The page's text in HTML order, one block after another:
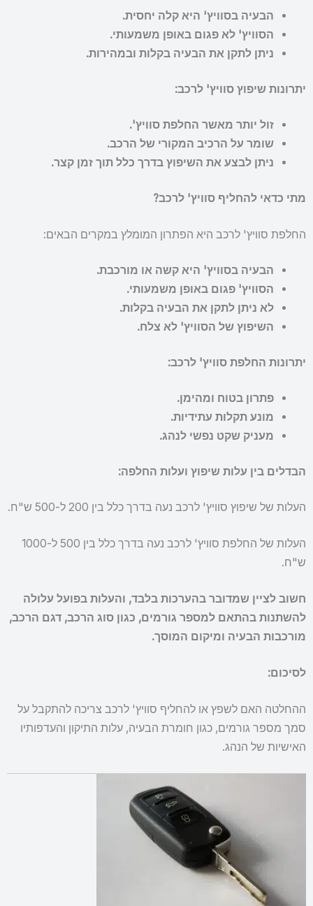
הבעיה בסוויץ' היא קלה יחסית.
הסוויץ' לא פגום באופן משמעותי.
ניתן לתקן את הבעיה בקלות ובמהירות.
יתרונות שיפוץ סוויץ' לרכב:
זול יותר מאשר החלפת סוויץ'.
שומר על הרכיב המקורי של הרכב.
ניתן לבצע את השיפוץ בדרך כלל תוך זמן קצר.
מתי כדאי להחליף סוויץ' לרכב?
החלפת סוויץ' לרכב היא הפתרון המומלץ במקרים הבאים:
הבעיה בסוויץ' היא קשה או מורכבת.
הסוויץ' פגום באופן משמעותי.
לא ניתן לתקן את הבעיה בקלות.
השיפוץ של הסוויץ' לא צלח.
יתרונות החלפת סוויץ' לרכב:
פתרון בטוח ומהימן.
מונע תקלות עתידיות.
מעניק שקט נפשי לנהג.
הבדלים בין עלות שיפוץ ועלות החלפה:
העלות של שיפוץ סוויץ' לרכב נעה בדרך כלל בין 200 ל-500 ש"ח.
העלות של החלפת סוויץ' לרכב נעה בדרך כלל בין 500 ל-1000
ש"ח.
חשוב לציין שמדובר בהערכות בלבד, והעלות בפועל עלולה
להשתנות בהתאם למספר גורמים, כגון סוג הרכב, דגם הרכב,
מורכבות הבעיה ומיקום המוסך.
לסיכום:
ההחלטה האם לשפץ או להחליף סוויץ' לרכב צריכה להתקבל על
סמך מספר גורמים, כגון חומרת הבעיה, עלות התיקון והעדפותיו
האישיות של הנהג.